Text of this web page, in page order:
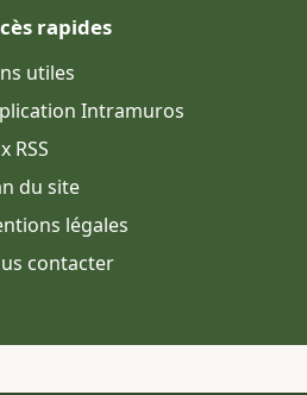
rapides
utiles
Intramuros
RSS
du site
légales
contacter